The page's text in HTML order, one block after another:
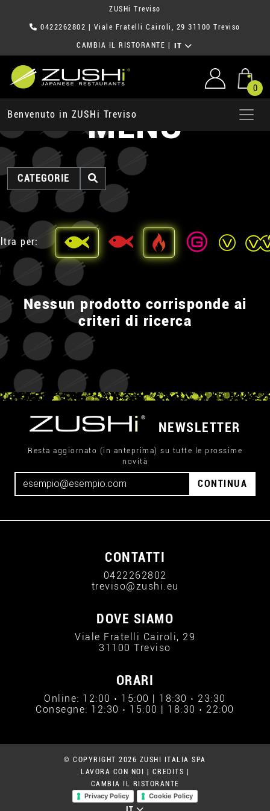
ZUSHi Treviso
0422262802 | Viale Fratelli Cairoli, 29 31100 Treviso
CAMBIA IL RISTORANTE IT
0
Benvenuto in ZUSHi TrevisoMENU
CATEGORIE
per:
Nessun prodotto corrisponde ai
criteri di ricerca
NEWSLETTER
Resta aggiornato (in anteprima) su tutte le prossime
novità
CONTINUA
CONTATTI
0422262802
treviso@zushi.eu
DOVE SIAMO
Viale Fratelli Cairoli, 29
31100 Treviso
ORARI
Online: 12:00 › 15:00 | 18:30 › 23:30
Consegne: 12:30 › 15:00 | 18:30 › 22:00
© COPYRIGHT 2026 ZUSHI ITALIA SPA
LAVORA CON NOI
CREDITS
CAMBIA IL RISTORANTE
Privacy Policy
Cookie Policy